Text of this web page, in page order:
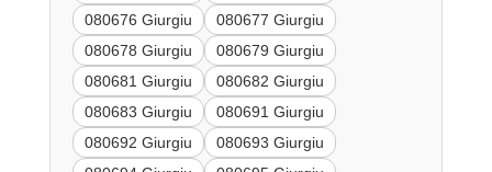
080676 Giurgiu
080677 Giurgiu
080678 Giurgiu
080679 Giurgiu
080681 Giurgiu
080682 Giurgiu
080683 Giurgiu
080691 Giurgiu
080692 Giurgiu
080693 Giurgiu